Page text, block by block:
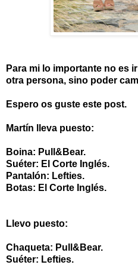
Para mi lo importante no es
otra persona, sino poder
Espero os guste este post.
Martín lleva puesto:
Boina: Pull&Bear.
Suéter: El Corte Inglés.
Pantalón: Lefties.
Botas: El Corte Inglés.
Llevo puesto:
Chaqueta: Pull&Bear.
Suéter: Lefties.